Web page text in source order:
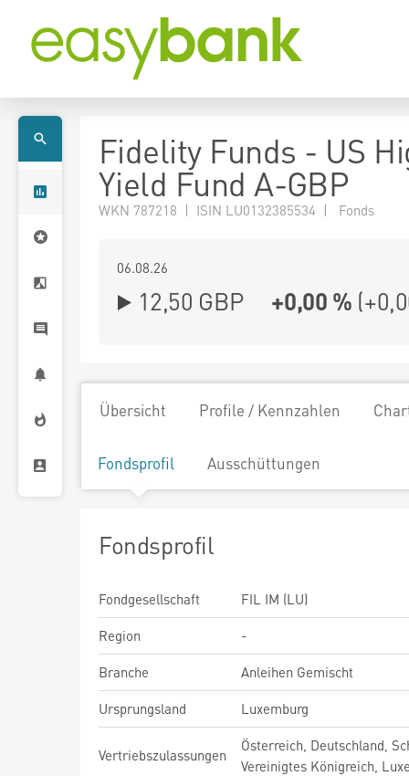
Fidelity Funds - US
Yield Fund A-GBP
WKN 787218 | ISIN LU0132385534 | Fonds
06.08.26
12,50 GBP +0,00 % (
Übersicht Profile / Kennzahlen
Fondsprofil Ausschüttungen
Fondsprofil
Fondgesellschaft
FIL IM (LU)
Region
-
Branche
Anleihen Gemischt
Ursprungsland
Luxemburg
Vertriebszulassungen
Österreich, Deutschland,
Vereinigtes Königreich,